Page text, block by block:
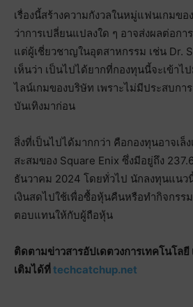
เรื่องนี้สร้างความกังวลในหมู่แฟนเกมขอ
ว่าการเปลี่ยนแปลงใด ๆ อาจส่งผลต่อก
แต่ผู้เชี่ยวชาญในอุตสาหกรรม เช่น Dr.
เห็นว่า เป็นไปได้ยากที่กองทุนนี้จะเข้า
ไลน์เกมของบริษัท เพราะไม่มีประสบกา
บันเทิงมาก่อน
สิ่งที่เป็นไปได้มากกว่า คือกองทุนอาจเล็
สะสมของ Square Enix ซึ่งมีอยู่ถึง
ธันวาคม 2024 โดยทั่วไป นักลงทุนแน
เงินสดไปใช้เพื่อซื้อหุ้นคืนหรือทำกิจกรร
ตอบแทนให้กับผู้ถือหุ้น
ติดตามข่าวสารอัปเดตวงการเทคโนโล
เติมได้ที่ techcatchup.net